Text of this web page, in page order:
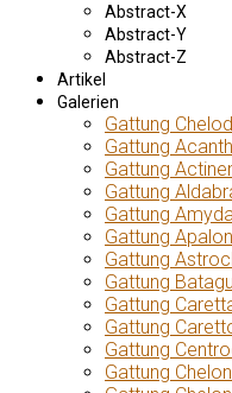
Abstract-X
Abstract-Y
Abstract-Z
Artikel
Galerien
Gattung
Gattung
Gattung
Gattung
Gattung
Gattung
Gattung
Gattung
Gattung
Gattung
Gattung
Gattung